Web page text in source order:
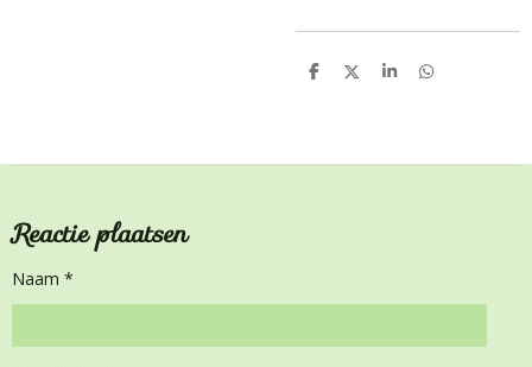
D
D
S
D
Reactie plaatsen
Naam *